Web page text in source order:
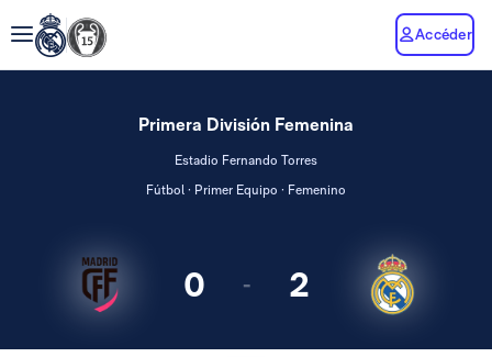
Accéder
Primera División Femenina
Estadio Fernando Torres
Fútbol · Primer Equipo · Femenino
0 - 2